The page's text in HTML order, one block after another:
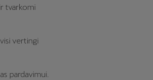
tvarkomi
vertingi
pardavimui.